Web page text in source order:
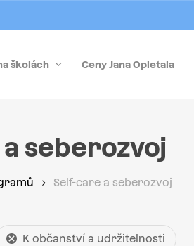
školách Ceny Jana Opletala
seberozvoj
Self-care a seberozvoj
K občanství a udržitelnosti